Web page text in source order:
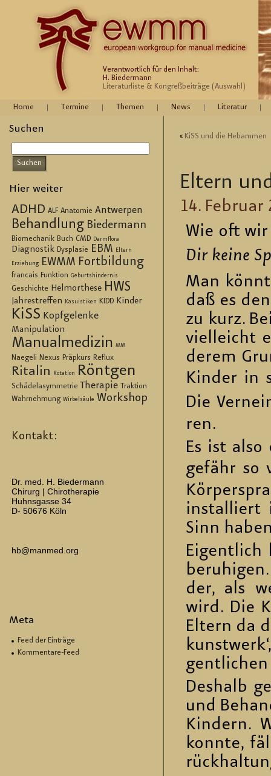
Verantwortlich für den Inhalt:
H. Biedermann
Literaturliste & Kongreßbeiträge (Auswahl)
Home Termine Themen News Literatur
Suchen
Hier weiter
ADHD ALF Anatomie Antwerpen
Behandlung Biedermann
Biomechanik Buch CMD Darmflora
Diagnostik Dysplasie EBM Eltern
Erziehung EWMM Fortbildung
francais Funktion Geburtshindernis
Geschichte Helmorthese HWS
Jahrestreffen Kasuistiken KIDD Kinder
KiSS Kopfgelenke
Manipulation
Manualmedizin MM
Naegeli Nexus Präpkurs Reflux
Ritalin Rotation Röntgen
Schädelasymmetrie Therapie Traktion
Wahrnehmung Wirbelsäule Workshop
Kontakt:
Dr. med. H. Biedermann
Chirurg | Chirotherapie
Huhnsgasse 34
D- 50676 Köln
hb@manmed.org
Meta
Feed der Einträge
Kommentare-Feed
« KiSS und die Heb­am­men
El­tern
14. Fe­bru­ar
Wie oft wir
Dir keine
Man
daß es
zu kurz.
viel­leicht
de­rem
Kin­der in
Die
ren.
Es ist
ge­fähr so
in­stal­liert
Sinn
Ei­gent­lich
der, als
wird. Die
El­tern da
gent­li­chen
Des­halb
und
Kin­dern.
konn­te,